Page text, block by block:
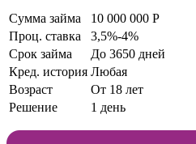
Сумма займа
10 000 000 Р
Проц. ставка
3,5%-4%
Срок займа
До 3650 дней
Кред. история Любая
Возраст
От 18 лет
Решение
1 день